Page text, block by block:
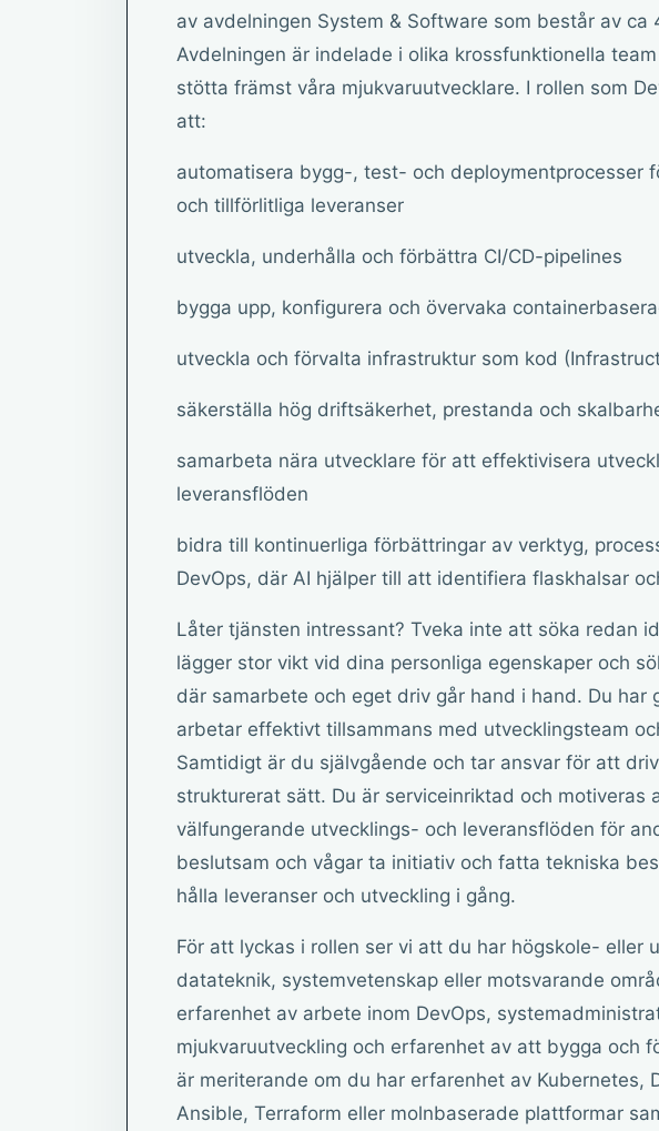
av avdelningen System & Software som består av ca
Avdelningen är indelade i olika krossfunktionella
stötta främst våra mjukvaruutvecklare. I rollen som
att:
automatisera bygg-, test- och deploymentprocesser
och tillförlitliga leveranser
utveckla, underhålla och förbättra CI/CD-pipelines
bygga upp, konfigurera och övervaka
utveckla och förvalta infrastruktur som kod
säkerställa hög driftsäkerhet, prestanda och
samarbeta nära utvecklare för att effektivisera
leveransflöden
bidra till kontinuerliga förbättringar av verktyg,
DevOps, där AI hjälper till att identifiera flaskhalsar
Låter tjänsten intressant? Tveka inte att söka redan
lägger stor vikt vid dina personliga egenskaper och
där samarbete och eget driv går hand i hand. Du har
arbetar effektivt tillsammans med utvecklingsteam
Samtidigt är du självgående och tar ansvar för att
strukturerat sätt. Du är serviceinriktad och motiveras
välfungerande utvecklings- och leveransflöden för
beslutsam och vågar ta initiativ och fatta tekniska
hålla leveranser och utveckling i gång.
För att lyckas i rollen ser vi att du har högskole- eller
datateknik, systemvetenskap eller motsvarande
erfarenhet av arbete inom DevOps,
mjukvaruutveckling och erfarenhet av att bygga och
är meriterande om du har erfarenhet av Kubernetes,
Ansible, Terraform eller molnbaserade plattformar